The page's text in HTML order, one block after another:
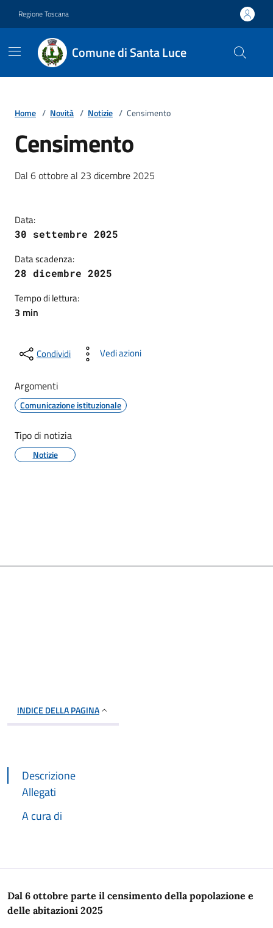
Regione Toscana
Comune di Santa Luce
Home / Novità / Notizie / Censimento
Censimento
Dettagli della notizia
Dal 6 ottobre al 23 dicembre 2025
Data:
30 settembre 2025
Data scadenza:
28 dicembre 2025
Tempo di lettura:
3 min
Condividi Vedi azioni
Argomenti
Comunicazione istituzionale
Tipo di notizia
Notizie
INDICE DELLA PAGINA
Descrizione
Allegati
A cura di
Descrizione
Dal 6 ottobre parte il censimento della popolazione e
delle abitazioni 2025